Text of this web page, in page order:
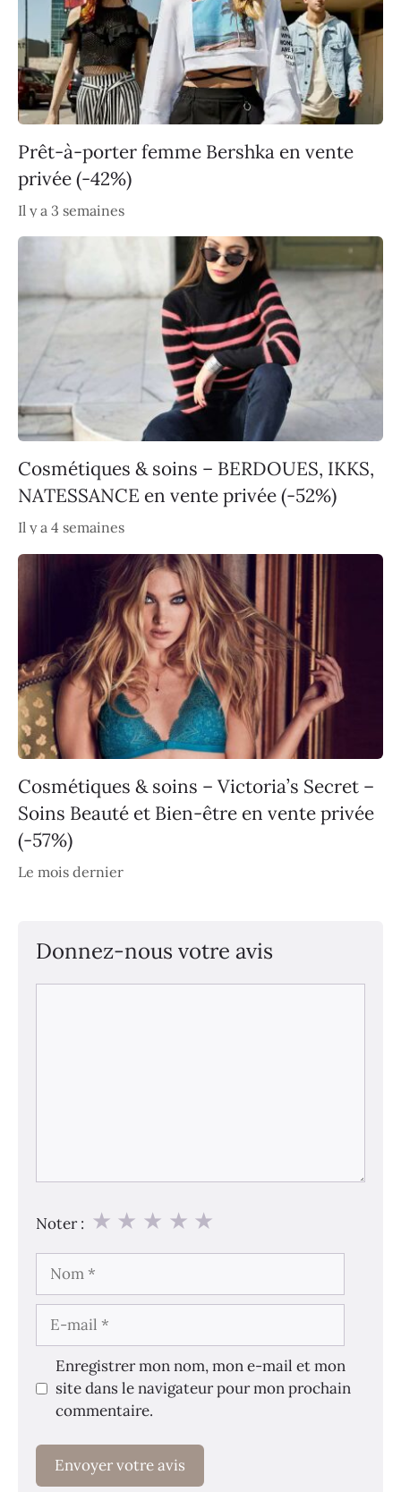
Prêt-à-porter femme Bershka en vente
privée (-42%)
Il y a 3 semaines
Cosmétiques & soins – BERDOUES, IKKS,
NATESSANCE en vente privée (-52%)
Il y a 4 semaines
Cosmétiques & soins – Victoria’s Secret –
Soins Beauté et Bien-être en vente privée
(-57%)
Le mois dernier
Donnez-nous votre avis
Noter : ★
★
★
★
★
mail
Enregistrer mon nom, mon e-mail et mon
site dans le navigateur pour mon prochain
commentaire.